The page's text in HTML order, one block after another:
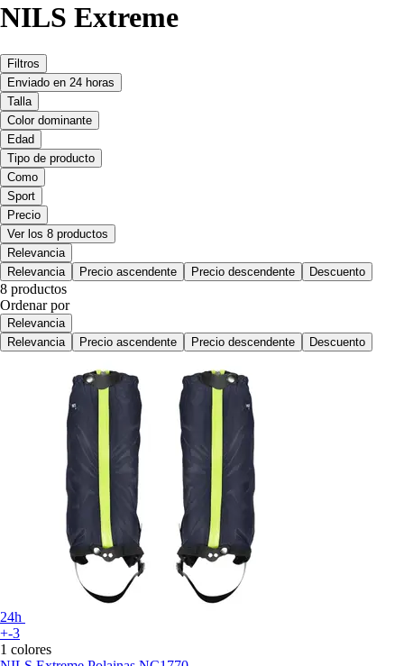
NILS Extreme
Filtros
Enviado en 24 horas
Talla
Color dominante
Edad
Tipo de producto
Como
Sport
Precio
Ver los 8 productos
Relevancia
Relevancia
Precio ascendente Precio descendente Descuento
8 productos
Ordenar por
Relevancia
Relevancia
Precio ascendente Precio descendente Descuento
24h
+-3
1 colores